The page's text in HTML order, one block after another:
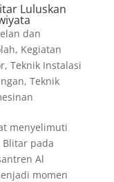
Luluskan
dan
, Kegiatan
, Teknik Instalasi
, Teknik
menyelimuti
Blitar pada
Al
momen